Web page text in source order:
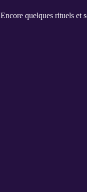
Encore quelques rituels et